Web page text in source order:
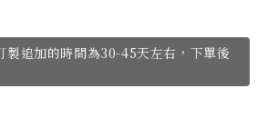
追加的時間為30-45天左右，下單後